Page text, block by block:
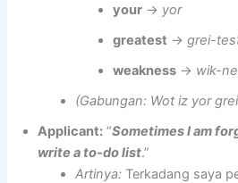
your → yor
greatest →grei-
weakness → wik-
(Gabungan: Wot iz yor
Applicant: “Sometimes I am
write a to-do list.”
Artinya: Terkadang saya